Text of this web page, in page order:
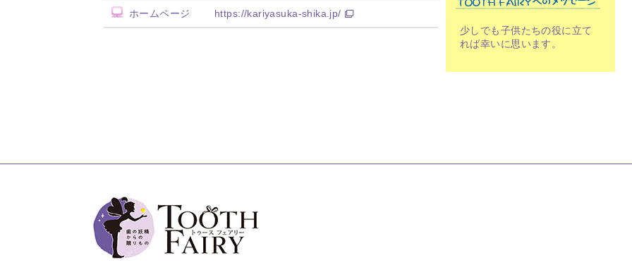
ホームページ
https://kariyasuka-shika.jp/
少しでも子供たちの役に立て
れば幸いに思います。